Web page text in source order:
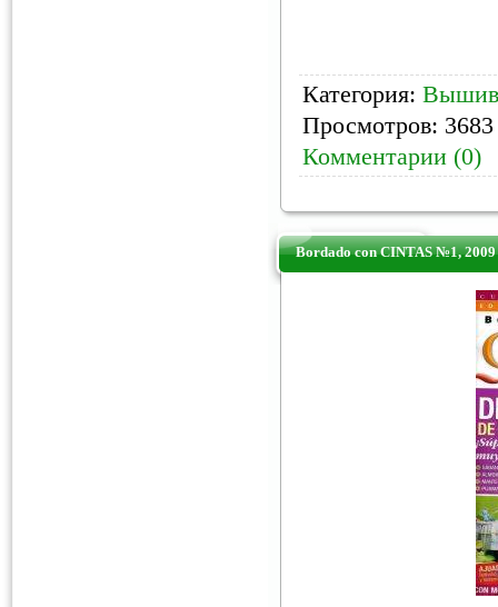
Категория:
Просмотров:
Комментарии (0)
Bordado con CINTAS №1, 2009